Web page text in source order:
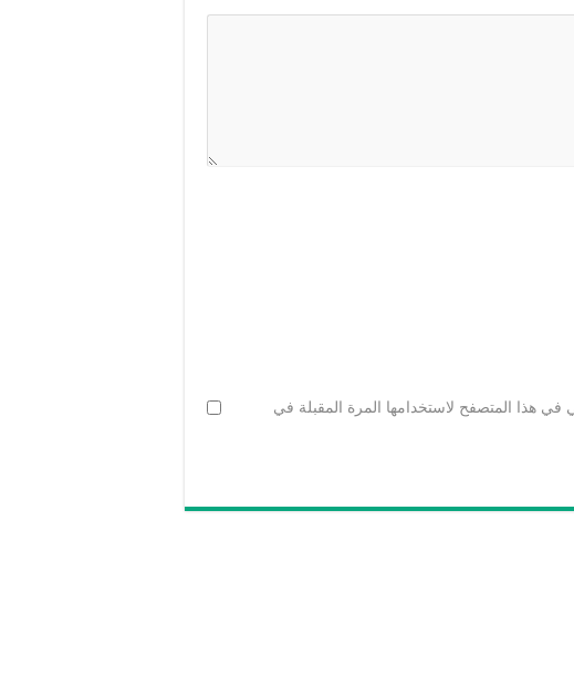
في هذا المتصفح لاستخدامها المرة المقبلة في